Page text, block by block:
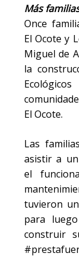
Más
Once
El Ocote y
Miguel de
la
El Ocote.
Las
asistir a
el
tuvieron
para
construir